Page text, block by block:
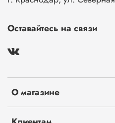
О магазине
Оставайтесь на связи